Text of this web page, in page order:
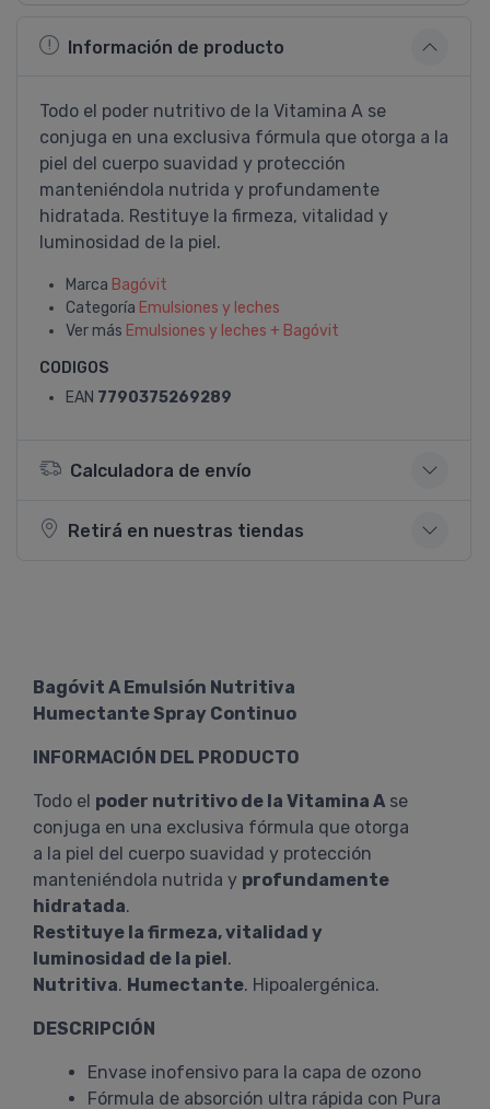
Información de producto
Todo el poder nutritivo de la Vitamina A se
conjuga en una exclusiva fórmula que otorga a la
piel del cuerpo suavidad y protección
manteniéndola nutrida y profundamente
hidratada. Restituye la firmeza, vitalidad y
luminosidad de la piel.
Marca Bagóvit
Categoría Emulsiones y leches
Ver más Emulsiones y leches + Bagóvit
CODIGOS
EAN 7790375269289
Calculadora de envío
Retirá en nuestras tiendas
Bagóvit A Emulsión Nutritiva
Humectante Spray Continuo
INFORMACIÓN DEL PRODUCTO
Todo el poder nutritivo de la Vitamina A se
conjuga en una exclusiva fórmula que otorga
a la piel del cuerpo suavidad y protección
manteniéndola nutrida y profundamente
hidratada.
Restituye la firmeza, vitalidad y
luminosidad de la piel.
Nutritiva. Humectante. Hipoalergénica.
DESCRIPCIÓN
Envase inofensivo para la capa de ozono
Fórmula de absorción ultra rápida con Pura